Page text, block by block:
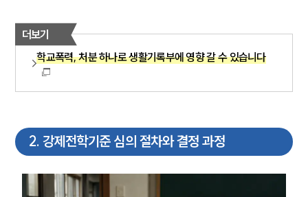
더보기
학교폭력, 처분 하나로 생활기록부에 영향 갈 수 있습니다
2. 강제전학기준 심의 절차와 결정 과정